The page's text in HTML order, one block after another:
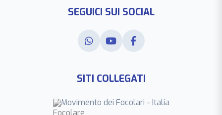
SEGUICI SUI SOCIAL
SITI COLLEGATI
Movimento dei Focolari - Italia